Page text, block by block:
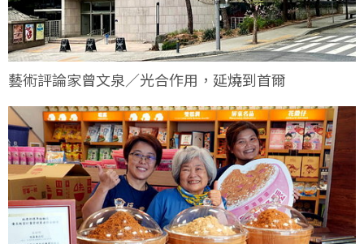
藝術評論家曾文泉／光合作用，延燒到首爾